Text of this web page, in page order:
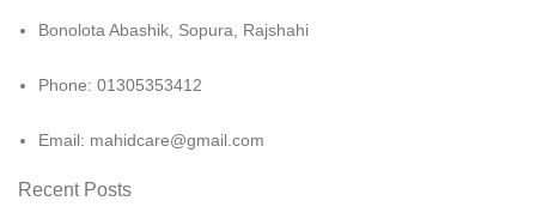
Bonolota Abashik, Sopura, Rajshahi
Phone: 01305353412
Email: mahidcare@gmail.com
Recent Posts